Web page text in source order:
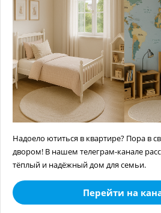
Надоело ютиться в квартире? Пора в
двором! В нашем телеграм-канале
тёплый и надёжный дом для семьи.
Перейти на